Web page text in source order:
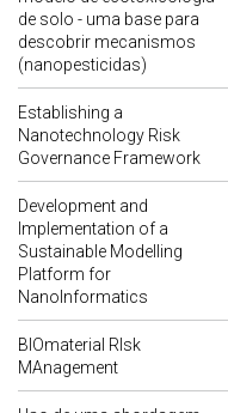
de solo - uma base para
descobrir mecanismos
(nanopesticidas)
Establishing a
Nanotechnology Risk
Governance Framework
Development and
Implementation of a
Sustainable Modelling
Platform for
NanoInformatics
BIOmaterial RIsk
MAnagement